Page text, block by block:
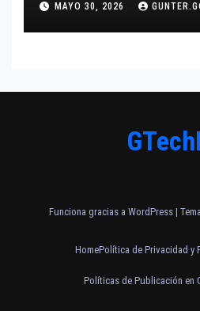
MAYO 30, 2026
Funciona gracias a WordPress |
HomePolítica de Privacidad y
Políticas de Publicación en